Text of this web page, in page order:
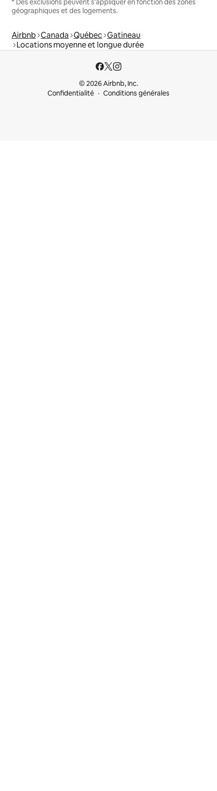
* Des exclusions peuvent s'appliquer en fonction des zones
géographiques et des logements.
Airbnb Canada Québec Gatineau
Locations moyenne et longue durée
© 2026 Airbnb, Inc.
Confidentialité
Conditions générales